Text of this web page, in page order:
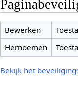
Bewerken
Hernoemen
Bekijk het